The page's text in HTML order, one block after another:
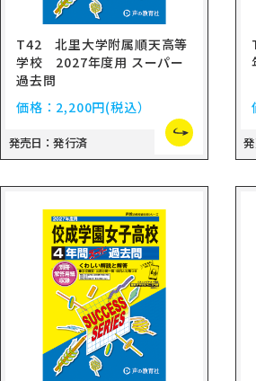
T42 北里大学附属順天高等
学校 2027年度用 スーパー
過去問
価格： 2,200円(税込）
発売日：発行済